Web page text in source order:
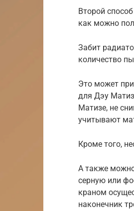
Второй
как можно
Забит
количество
Это может
для Дэу Матиз
Матизе, не
учитывают
Кроме того,
А также
серную или
краном
наконечник